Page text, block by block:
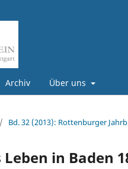
Archiv Über uns
/ Bd. 32 (2013): Rottenburger
Leben in Baden